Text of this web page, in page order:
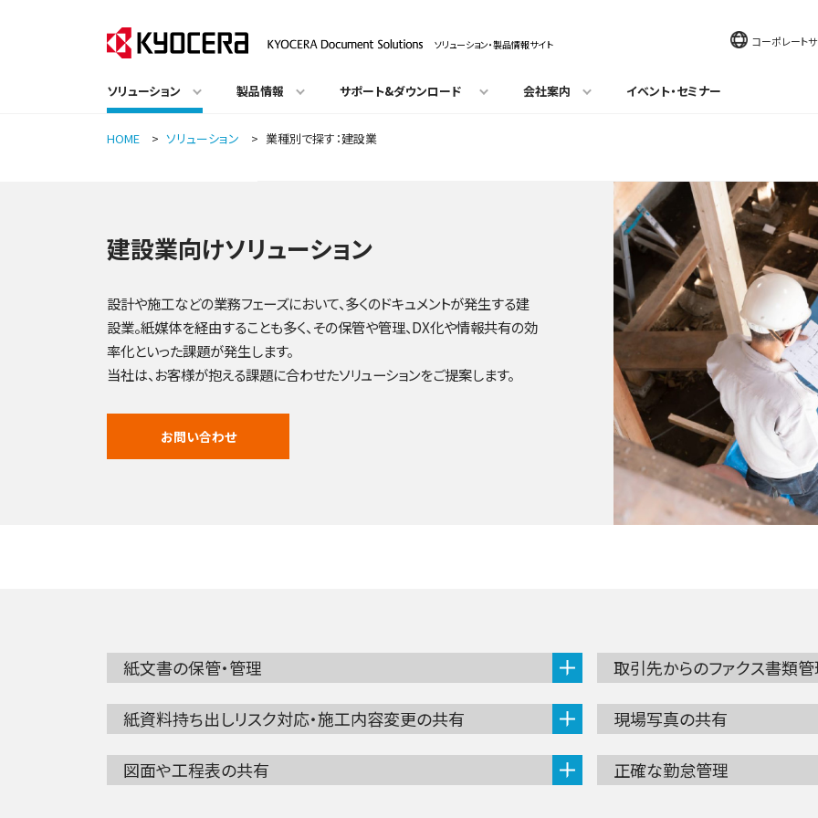
ソリューション・製品情報サイト コーポレートサ
ソリューション 製品情報 サポート&ダウンロード 会社案内 イベント・セミナー
HOME > ソリューション > 業種別で探す：建設業
建設業向けソリューション
設計や施工などの業務フェーズにおいて、多くのドキュメントが発生する建
設業。紙媒体を経由することも多く、その保管や管理、DX化や情報共有の効
率化といった課題が発生します。
当社は、お客様が抱える課題に合わせたソリューションをご提案します。
お問い合わせ
紙文書の保管・管理 取引先からのファクス書類
紙資料持ち出しリスク対応・施工内容変更の共有 現場写真の共有
図面や工程表の共有 正確な勤怠管理